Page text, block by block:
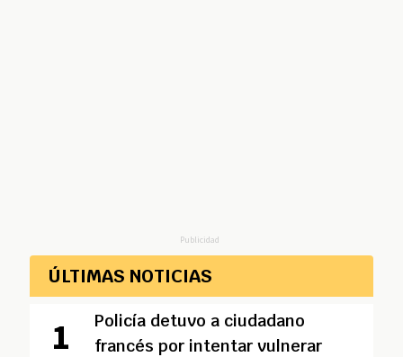
Publicidad
ÚLTIMAS NOTICIAS
Policía detuvo a ciudadano
francés por intentar vulnerar